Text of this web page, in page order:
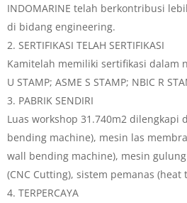
INDOMARINE telah berkontribusi
di bidang engineering.
SERTIFIKASI TELAH SERTIFIKASI
Kamitelah memiliki sertifikasi dalam
U STAMP; ASME S STAMP; NBIC R
PABRIK SENDIRI
Luas workshop 31.740m2
bending machine), mesin las
wall bending machine), mesin
(CNC Cutting), sistem pemanas
TERPERCAYA